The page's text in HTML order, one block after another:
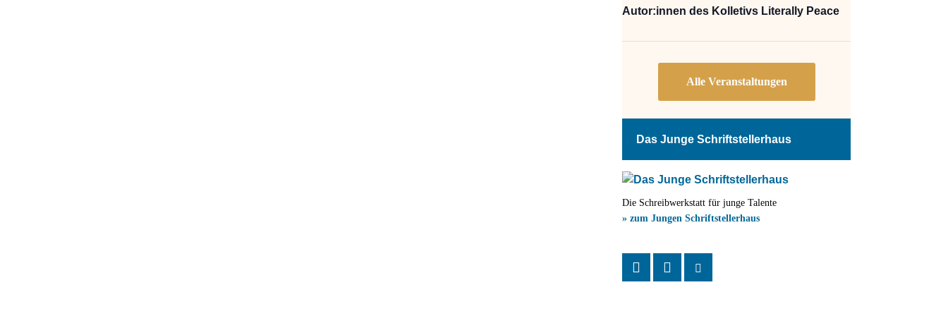
Autor:innen des Kolletivs Literally Peace
Das Junge Schriftstellerhaus
Die Schreibwerkstatt für junge Talente
» zum Jungen Schriftstellerhaus